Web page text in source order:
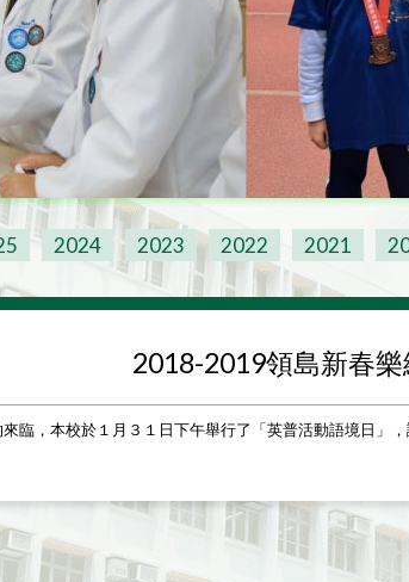
2024 2023 2022 2021
2018-2019領島新春樂
臨，本校於１月３１日下午舉行了「英普活動語境日」